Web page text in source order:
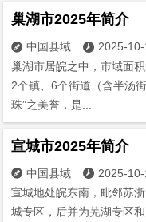
巢湖市2025年简介
 中国县域  2025-10-
巢湖市居皖之中，市域面
2个镇、6个街道（含半汤
珠”之美誉，是...
宣城市2025年简介
 中国县域  2025-10-
宣城地处皖东南，毗邻苏
城专区，后并为芜湖专区